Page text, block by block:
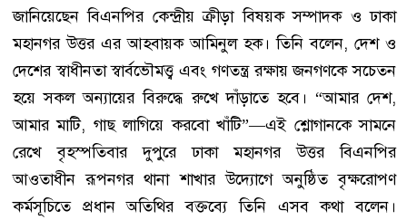
জানিয়েছেন বিএনপির কেন্দ্রীয় ক্রীড়া বিষয়ক সম্পাদক ও ঢাকা
মহানগর উত্তর এর আহবায়ক আমিনুল হক। তিনি বলেন, দেশ ও
দেশের স্বাধীনতা স্বার্বভৌমত্ত্ব এবং গণতন্ত্র রক্ষায় জনগণকে সচেতন
হয়ে সকল অন্যায়ের বিরুদ্ধে রুখে দাঁড়াতে হবে। “আমার দেশ,
আমার মাটি, গাছ লাগিয়ে করবো খাঁটি”—এই শ্লোগানকে সামনে
রেখে বৃহস্পতিবার দুপুরে ঢাকা মহানগর উত্তর বিএনপির
আওতাধীন রূপনগর থানা শাখার উদ্যোগে অনুষ্ঠিত বৃক্ষরোপণ
কর্মসূচিতে প্রধান অতিথির বক্তব্যে তিনি এসব কথা বলেন।